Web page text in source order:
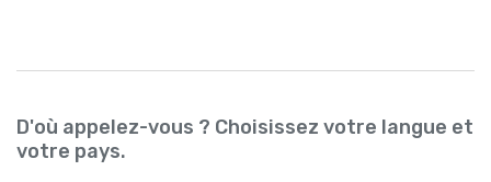
D'où appelez-vous ? Choisissez votre langue et
votre pays.